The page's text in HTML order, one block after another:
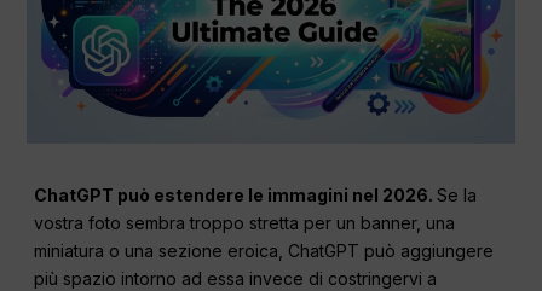
ChatGPT può estendere le immagini nel 2026.Se la
vostra foto sembra troppo stretta per un banner, una
miniatura o una sezione eroica, ChatGPT può aggiungere
più spazio intorno ad essa invece di costringervi a